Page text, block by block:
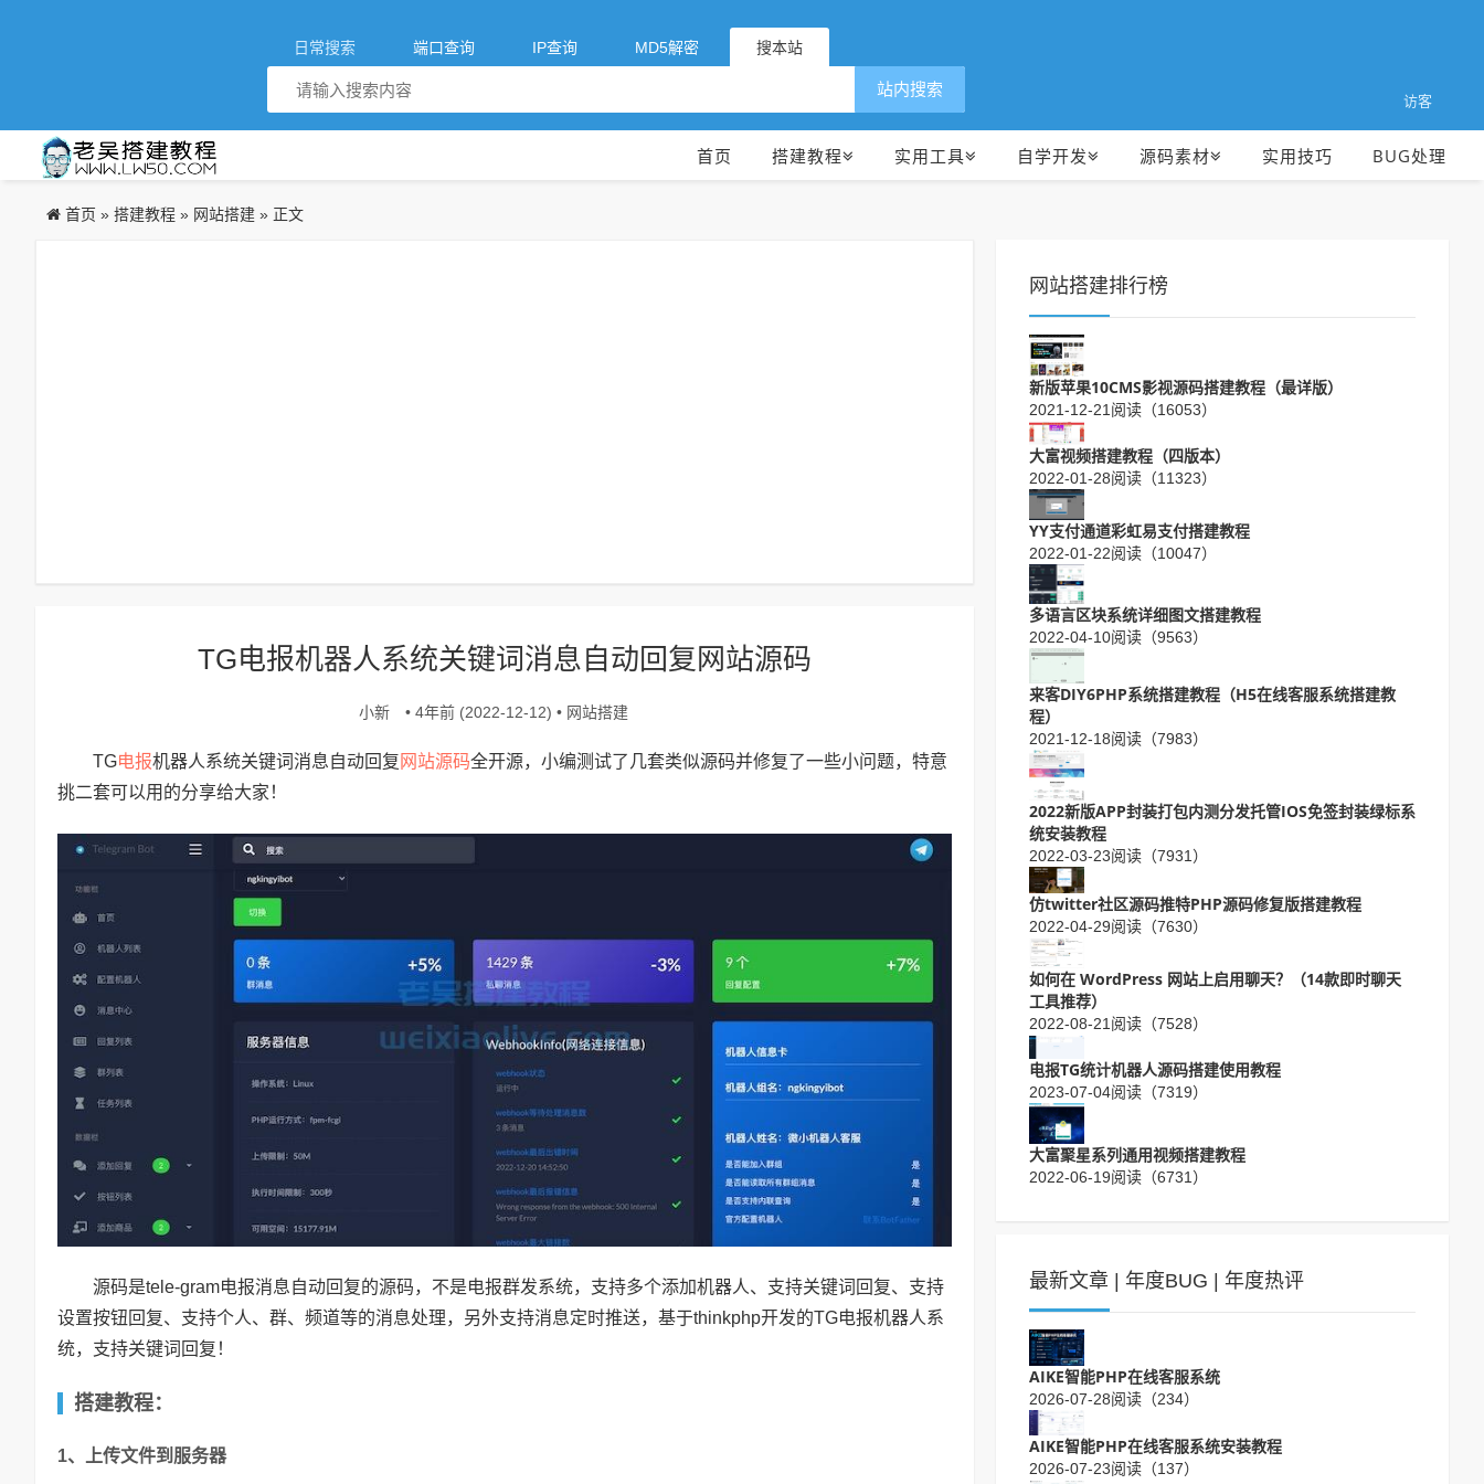
日常搜索 端口查询 IP查询 MD5解密 搜本站
访客
站内搜索
首页 搭建教程 实用工具 自学开发 源码素材 实用技巧 BUG处理
首页 » 搭建教程 » 网站搭建 » 正文
TG电报机器人系统关键词消息自动回复网站源码
小新 • 4年前 (2022-12-12) • 网站搭建
TG电报机器人系统关键词消息自动回复网站源码全开源，小编测试了几套类似源码并修复了一些小问题，特意
挑二套可以用的分享给大家！
源码是tele-gram电报消息自动回复的源码，不是电报群发系统，支持多个添加机器人、支持关键词回复、支持
设置按钮回复、支持个人、群、频道等的消息处理，另外支持消息定时推送，基于thinkphp开发的TG电报机器人系
统，支持关键词回复！
搭建教程：
1、上传文件到服务器
网站搭建排行榜
新版苹果10CMS影视源码搭建教程（最详版）
2021-12-21 阅读（16053）
大富视频搭建教程（四版本）
2022-01-28阅读（11323）
YY支付通道彩虹易支付搭建教程
2022-01-22阅读（10047）
多语言区块系统详细图文搭建教程
2022-04-10阅读（9563）
来客DIY6PHP系统搭建教程（H5在线客服系统搭建教
程）
2021-12-18阅读（7983）
2022新版APP封装打包内测分发托管IOS免签封装绿标系
统安装教程
2022-03-23阅读（7931）
仿twitter社区源码推特PHP源码修复版搭建教程
2022-04-29阅读（7630）
如何在 WordPress 网站上启用聊天？（14款即时聊天
工具推荐）
2022-08-21阅读（7528）
电报TG统计机器人源码搭建使用教程
2023-07-04阅读（7319）
大富聚星系列通用视频搭建教程
2022-06-19阅读（6731）
最新文章 | 年度BUG | 年度热评
AIKE智能PHP在线客服系统
2026-07-28阅读（234）
AIKE智能PHP在线客服系统安装教程
2026-07-23阅读（137）